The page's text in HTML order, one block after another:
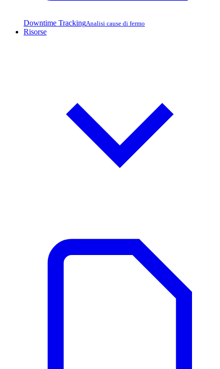
Downtime TrackingAnalisi cause di fermo
Risorse